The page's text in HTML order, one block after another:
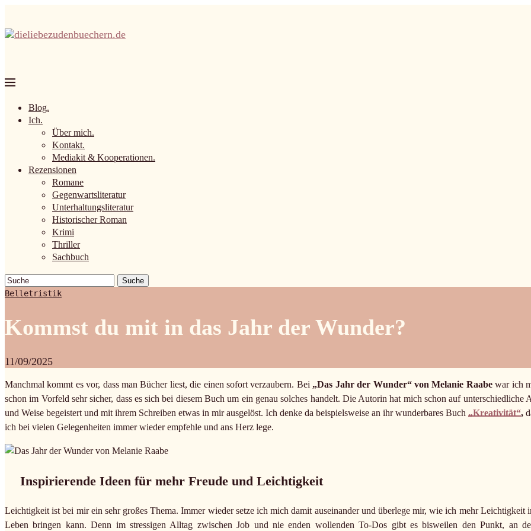
Blog.
Ich.
Über mich.
Kontakt.
Mediakit & Kooperationen.
Rezensionen
Romane
Gegenwartsliteratur
Unterhaltungsliteratur
Historischer Roman
Krimi
Thriller
Sachbuch
Suche
Belletristik
Kommst du mit in das Jahr der Wunder?
11/09/2025
Manchmal kommt es vor, dass man Bücher liest, die einen sofort verzaubern. Bei „Das Jahr der Wunder“ von Melanie Raabewar ich
schon im Vorfeld sehr sicher, dass es sich bei diesem Buch um ein genau solches handelt. Die Autorin hat mich schon auf unterschiedliche
und Weise begeistert und mit ihrem Schreiben etwas in mir ausgelöst. Ich denke da beispielsweise an ihr wunderbares Buch „Kreativität“,
ich bei vielen Gelegenheiten immer wieder empfehle und ans Herz lege.
Inspirierende Ideen für mehr Freude und Leichtigkeit
Leichtigkeit ist bei mir ein sehr großes Thema. Immer wieder setze ich mich damit auseinander und überlege mir, wie ich mehr Leichtigkeit
Leben bringen kann. Denn im stressigen Alltag zwischen Job und nie enden wollenden To-Dos gibt es bisweilen den Punkt, an